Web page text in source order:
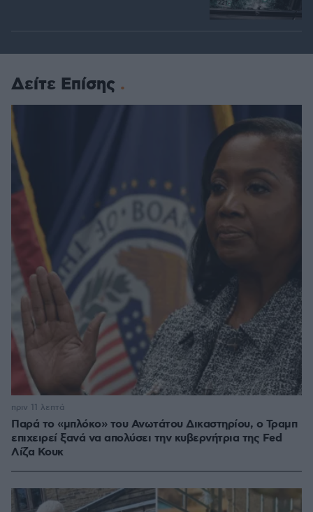
Δείτε Επίσης
Παρά το «μπλόκο» του Ανωτάτου Δικαστηρίου, ο Τραμπ
επιχειρεί ξανά να απολύσει την κυβερνήτρια της Fed
Λίζα Κουκ
πριν 11 λεπτά